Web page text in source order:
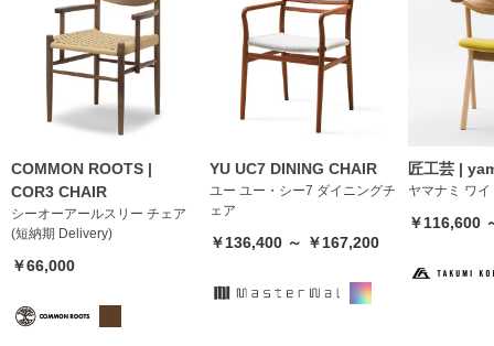
COMMON ROOTS |
COR3 CHAIR
シーオーアールスリー チェア
(短納期 Delivery)
￥66,000
YU UC7 DINING CHAIR
ユー ユー・シー7 ダイニングチ
ェア
￥136,400 ～ ￥167,200
匠工芸 |
ヤマナミ ワ
￥116,600